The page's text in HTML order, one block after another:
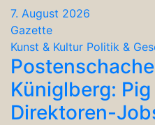
7. August 2026
Gazette
Kunst & Kultur Politik &
Küniglberg:
Direktoren-